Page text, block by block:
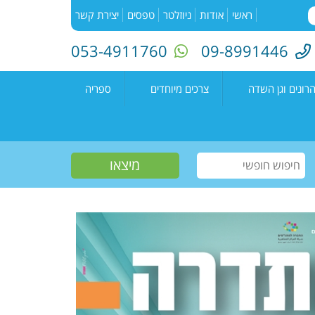
ראשי אודות ניוזלטר טפסים יצירת קשר
09-8991446
053-4911760
וגן השדה
קדימה צורן
צרכים מיוחדים
עמיתים
שווים צעירים
חוגים למיוחדים
ספריה
קטלוג הספריה
הזמנת ספרים
יוצרים מקומיים
"מילה במקום"